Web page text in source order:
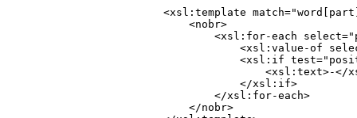
<xsl:template
<nobr>
<xsl:for-each
<xsl:value-of
<xsl:if
<xsl:text>-</
</xsl:if>
</xsl:for-each>
</nobr>